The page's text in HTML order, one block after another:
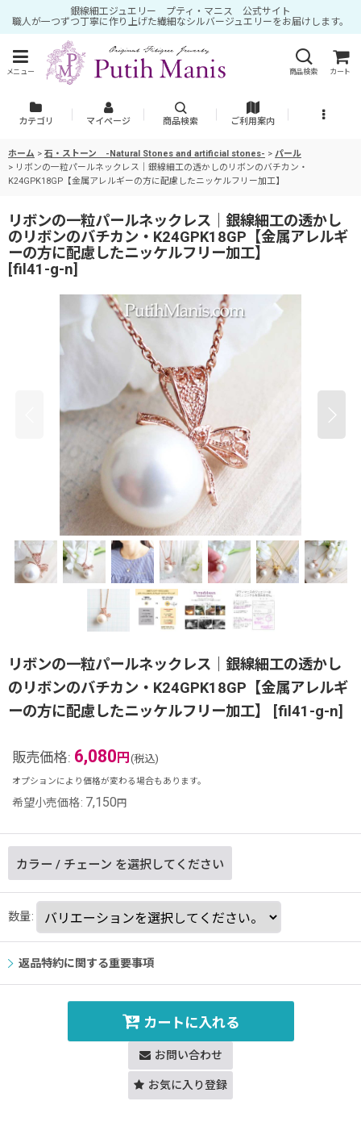
銀線細工ジュエリー プティ・マニス 公式サイト
職人が一つずつ丁寧に作り上げた繊細なシルバージュエリーをお届けします。
メニュー 商品検索 カート
カテゴリ マイページ 商品検索 ご利用案内
ホーム > 石・ストーン -Natural Stones and artificial stones- > パール
> リボンの一粒パールネックレス｜銀線細工の透かしのリボンのバチカン・
K24GPK18GP【金属アレルギーの方に配慮したニッケルフリー加工】
リボンの一粒パールネックレス｜銀線細工の透かし
のリボンのバチカン・K24GPK18GP【金属アレルギ
ーの方に配慮したニッケルフリー加工】
[fil41-g-n]
リボンの一粒パールネックレス｜銀線細工の透かし
のリボンのバチカン・K24GPK18GP【金属アレルギ
ーの方に配慮したニッケルフリー加工】
[fil41-g-n]
販売価格: 6,080 円 (税込)
オプションにより価格が変わる場合もあります。
希望小売価格: 7,150 円
カラー / チェーン を選択してください
数量:
返品特約に関する重要事項
カートに入れる
お問い合わせ
お気に入り登録